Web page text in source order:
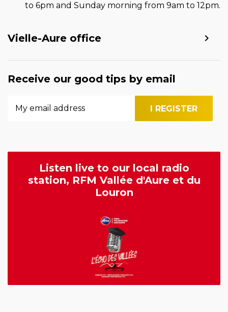
to 6pm and Sunday morning from 9am to 12pm.
Vielle-Aure office
Receive our good tips by email
Listen live to our local radio
station, RFM Vallée d'Aure et du
Louron